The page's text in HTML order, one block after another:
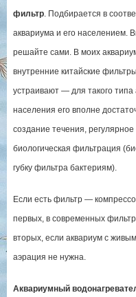
фильтр. Подбирается в
аквариума и его населением.
решайте сами. В моих
внутренние китайские
устраивают — для такого
населения его вполне
создание течения,
биологическая фильтрация
губку фильтра бактериям).
Если есть фильтр —
первых, в современных
вторых, если аквариум с
аэрация не нужна.
Аквариумный